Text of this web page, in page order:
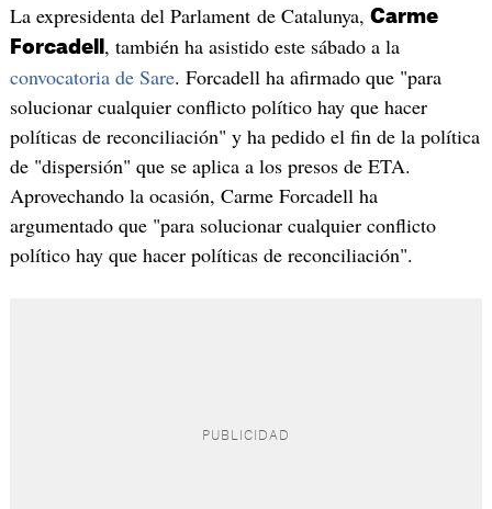
La expresidenta del Parlament de Catalunya, Carme
Forcadell , también ha asistido este sábado a la
convocatoria de Sare. Forcadell ha afirmado que "para
solucionar cualquier conflicto político hay que hacer
políticas de reconciliación" y ha pedido el fin de la política
de "dispersión" que se aplica a los presos de ETA.
Aprovechando la ocasión, Carme Forcadell ha
argumentado que "para solucionar cualquier conflicto
político hay que hacer políticas de reconciliación".